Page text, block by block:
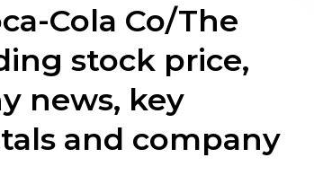
Cola Co/The
stock price,
news, key
and company